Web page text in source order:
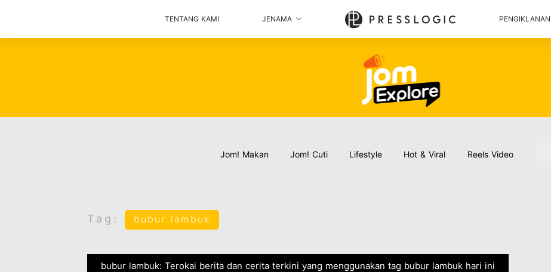
TENTANG KAMI JENAMA PENGIKLANAN
Jom! Makan Jom! Cuti Lifestyle Hot & Viral Reels Video
Tag: bubur lambuk
bubur lambuk: Terokai berita dan cerita terkini yang menggunakan tag bubur lambuk hari ini